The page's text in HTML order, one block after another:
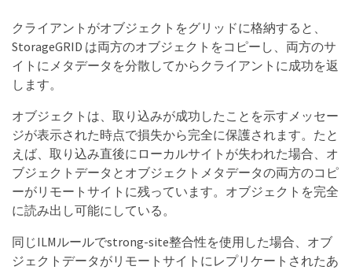
クライアントがオブジェクトをグリッドに格納すると、
StorageGRID は両方のオブジェクトをコピーし、両方のサ
イトにメタデータを分散してからクライアントに成功を返
します。
オブジェクトは、取り込みが成功したことを示すメッセー
ジが表示された時点で損失から完全に保護されます。たと
えば、取り込み直後にローカルサイトが失われた場合、オ
ブジェクトデータとオブジェクトメタデータの両方のコピ
ーがリモートサイトに残っています。オブジェクトを完全
に読み出し可能にしている。
同じILMルールでstrong-site整合性を使用した場合、オブ
ジェクトデータがリモートサイトにレプリケートされたあ